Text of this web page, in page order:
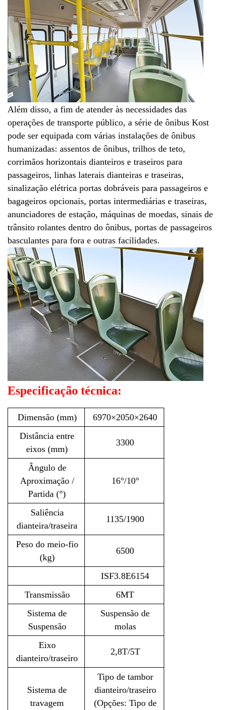
Além disso, a fim de atender às necessidades das
operações de transporte público, a série de ônibus Kost
pode ser equipada com várias instalações de ônibus
humanizadas: assentos de ônibus, trilhos de teto,
corrimãos horizontais dianteiros e traseiros para
passageiros, linhas laterais dianteiras e traseiras,
sinalização elétrica portas dobráveis para passageiros e
bagageiros opcionais, portas intermediárias e traseiras,
anunciadores de estação, máquinas de moedas, sinais de
trânsito rolantes dentro do ônibus, portas de passageiros
basculantes para fora e outras facilidades.
Especificação técnica:
Dimensão (mm)
6970×2050×2640
Distância entre
eixos (mm)
3300
Ângulo de
Aproximação /
Partida (°)
16°/10°
Saliência
dianteira/traseira
1135/1900
Peso do meio-fio
(kg)
6500
ISF3.8E6154
Transmissão
6MT
Sistema de
Suspensão
Suspensão de
molas
Eixo
dianteiro/traseiro
2,8T/5T
Sistema de
travagem
Tipo de tambor
dianteiro/traseiro
(Opções: Tipo de